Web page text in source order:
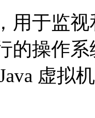
用于监视
的操作
虚拟